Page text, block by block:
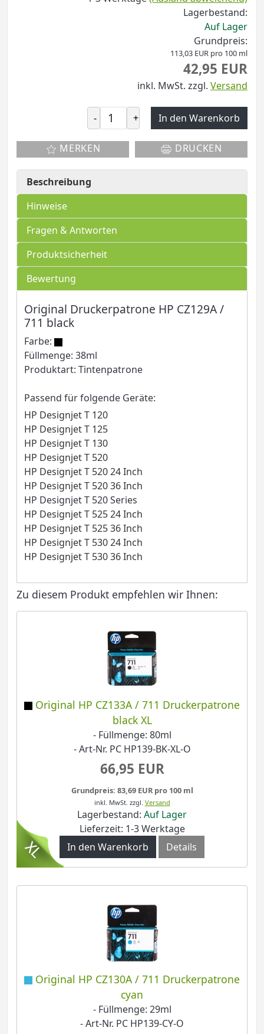
Lagerbestand:
Auf Lager
Grundpreis:
113,03 EUR pro 100 ml
42,95 EUR
inkl. MwSt. zzgl. Versand
- + In den Warenkorb
MERKEN DRUCKEN
Beschreibung
Hinweise
Fragen & Antworten
Produktsicherheit
Bewertung
Original Druckerpatrone HP CZ129A /
711 black
Farbe:
Füllmenge: 38ml
Produktart: Tintenpatrone
Passend für folgende Geräte:
HP Designjet T 120
HP Designjet T 125
HP Designjet T 130
HP Designjet T 520
HP Designjet T 520 24 Inch
HP Designjet T 520 36 Inch
HP Designjet T 520 Series
HP Designjet T 525 24 Inch
HP Designjet T 525 36 Inch
HP Designjet T 530 24 Inch
HP Designjet T 530 36 Inch
Zu diesem Produkt empfehlen wir Ihnen:
Original HP CZ133A / 711 Druckerpatrone
black XL
- Füllmenge: 80ml
- Art-Nr. PC HP139-BK-XL-O
66,95 EUR
Grundpreis: 83,69 EUR pro 100 ml
inkl. MwSt. zzgl. Versand
Lagerbestand: Auf Lager
Lieferzeit: 1-3 Werktage
In den Warenkorb
Details
Original HP CZ130A / 711 Druckerpatrone
cyan
- Füllmenge: 29ml
- Art-Nr. PC HP139-CY-O